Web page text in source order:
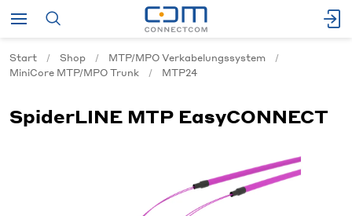
Start Shop
MTP/MPO Verkabelungssystem
MiniCore MTP/MPO Trunk
MTP24
SpiderLINE MTP EasyCONNECT